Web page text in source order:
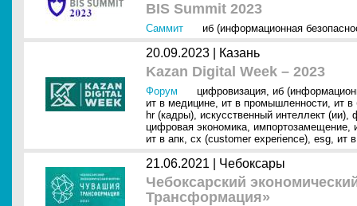
BIS Summit 2023
Саммит иб (информационная
20.09.2023 | Казань
Kazan Digital Week – 2023
Форум цифровизация, иб
ит в медицине, ит в промышленности, ит в
hr (кадры), искусственный интеллект (ии),
цифровая экономика, импортозамещение,
ит в апк, cx (customer experience), esg, ит
21.06.2021 | Чебоксары
Чебоксарский
Трансформация»